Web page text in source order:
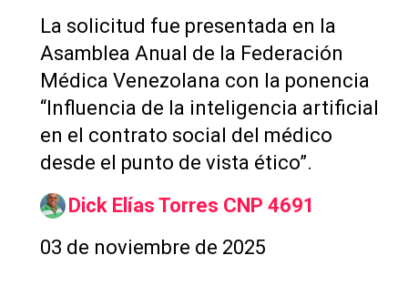
La solicitud fue presentada en la
Asamblea Anual de la Federación
Médica Venezolana con la ponencia
“Influencia de la inteligencia artificial
en el contrato social del médico
desde el punto de vista ético”.
03 de noviembre de 2025
Dick Elías Torres CNP 4691